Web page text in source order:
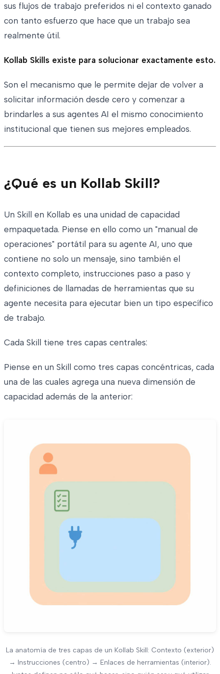
sus flujos de trabajo preferidos ni el contexto ganado
con tanto esfuerzo que hace que un trabajo sea
realmente útil.
Kollab Skills existe para solucionar exactamente esto.
Son el mecanismo que le permite dejar de volver a
solicitar información desde cero y comenzar a
brindarles a sus agentes AI el mismo conocimiento
institucional que tienen sus mejores empleados.
¿Qué es un Kollab Skill?
Un Skill en Kollab es una unidad de capacidad
empaquetada. Piense en ello como un "manual de
operaciones" portátil para su agente AI, uno que
contiene no solo un mensaje, sino también el
contexto completo, instrucciones paso a paso y
definiciones de llamadas de herramientas que su
agente necesita para ejecutar bien un tipo específico
de trabajo.
Cada Skill tiene tres capas centrales:
Piense en un Skill como tres capas concéntricas, cada
una de las cuales agrega una nueva dimensión de
capacidad además de la anterior:
La anatomía de tres capas de un Kollab Skill: Contexto (exterior)
→ Instrucciones (centro) → Enlaces de herramientas (interior).